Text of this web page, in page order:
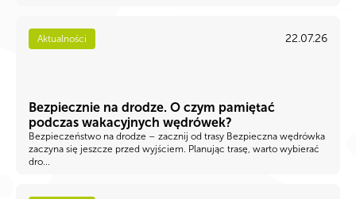
Aktualności 22.07.26
Bezpiecznie na drodze. O czym pamiętać
podczas wakacyjnych wędrówek?
Bezpieczeństwo na drodze – zacznij od trasy Bezpieczna wędrówka
zaczyna się jeszcze przed wyjściem. Planując trasę, warto wybierać
dro...